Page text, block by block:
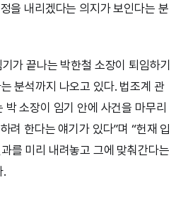
을 내리겠다는 의지가 보인다는 분
가 끝나는 박한철 소장이 퇴임하기
분석까지 나오고 있다. 법조계 관
박 소장이 임기 안에 사건을 마무리
려 한다는 얘기가 있다”며 “헌재 입
를 미리 내려놓고 그에 맞춰간다는
.